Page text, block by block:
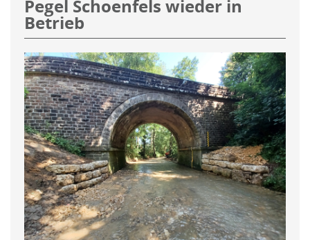
Pegel Schoenfels wieder in
Betrieb